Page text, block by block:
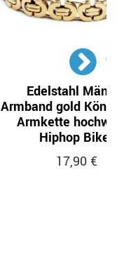
Edelstahl
Armband gold
Armkette
Hiphop Biker
17,90 €